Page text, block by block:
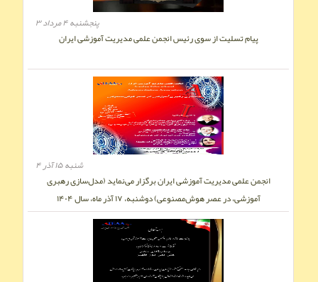
انجمن علمی مدیریت آموزشی ایران برگزار می‌نماید (مدل‌سازی رهبری
آموزشی، در عصر هوش‌مصنوعی) دوشنبه، ۱۷ آذر ماه، سال ۱۴۰۴
شنبه ۱۵ آذر ۴
پیام تسلیت از سوی رئیس انجمن علمی مديريت آموزشی ایران
پنجشنبه ۴ مرداد ۳